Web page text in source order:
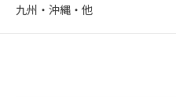
九州・沖縄・他